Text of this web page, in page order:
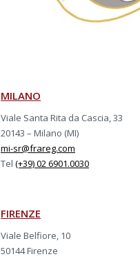
MILANO
Viale Santa Rita da Cascia, 33
20143 – Milano (MI)
mi-sr@frareg.com
Tel (+39) 02 6901.0030
FIRENZE
Viale Belfiore, 10
50144 Firenze